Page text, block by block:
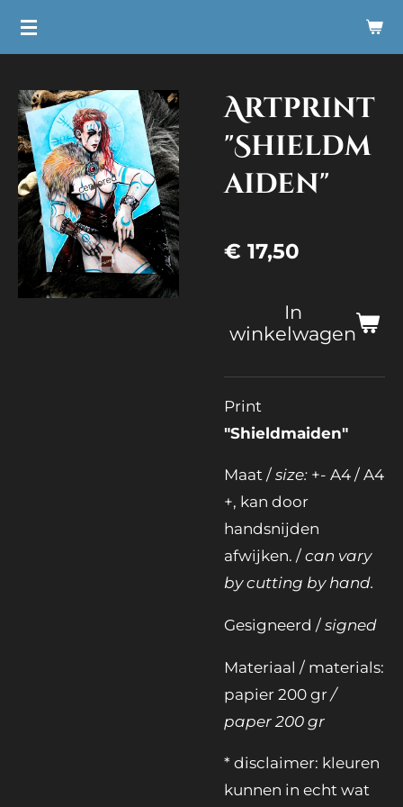
Ga
de
hoofdinhoud
Artprint
"Shieldm
aiden"
€ 17,50
In
winkelwagen
Print
"Shieldmaiden"
Maat / size: +- A4 / A4
+, kan door
handsnijden
afwijken. / can vary
by cutting by hand.
Gesigneerd / signed
Materiaal / materials:
papier 200 gr /
paper 200 gr
* disclaimer: kleuren
kunnen in echt wat